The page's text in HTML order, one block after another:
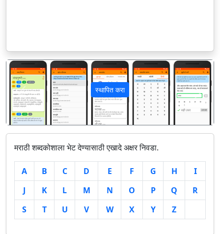
स्थापित करा
पिछला अगला
मराठी शब्दकोशाला भेट देण्यासाठी एखादे अक्षर निवडा.
A B C D E F G H
I
J
K L M N O P Q
R
S
T U V W X Y Z